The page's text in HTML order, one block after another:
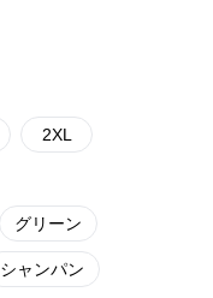
2XL
グリーン
シャンパン